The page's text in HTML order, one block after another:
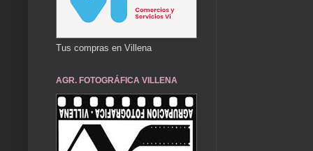
Tus compras en Villena
AGR. FOTOGRÁFICA VILLENA